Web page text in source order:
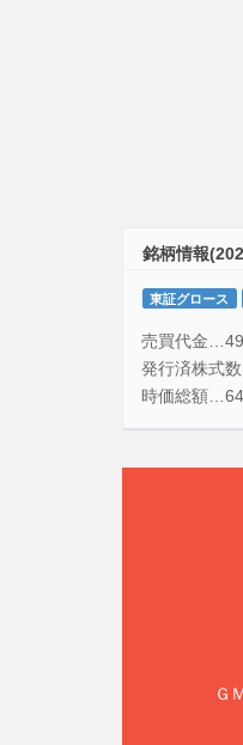
銘柄情報
東証グロース
売買代金
発行済株式
時価総額
Ｇ